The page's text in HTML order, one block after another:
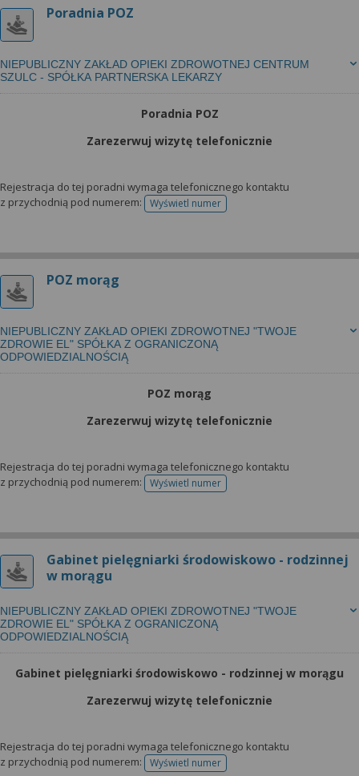
Poradnia POZ
NIEPUBLICZNY ZAKŁAD OPIEKI ZDROWOTNEJ CENTRUM
SZULC - SPÓŁKA PARTNERSKA LEKARZY
Poradnia POZ
Zarezerwuj wizytę telefonicznie
Rejestracja do tej poradni wymaga telefonicznego kontaktu
z przychodnią pod numerem:
Wyświetl numertelefonu do rejestracji
POZ morąg
NIEPUBLICZNY ZAKŁAD OPIEKI ZDROWOTNEJ "TWOJE
ZDROWIE EL" SPÓŁKA Z OGRANICZONĄ
ODPOWIEDZIALNOŚCIĄ
POZ morąg
Zarezerwuj wizytę telefonicznie
Rejestracja do tej poradni wymaga telefonicznego kontaktu
z przychodnią pod numerem:
Wyświetl numertelefonu do rejestracji
Gabinet pielęgniarki środowiskowo - rodzinnej
w morągu
NIEPUBLICZNY ZAKŁAD OPIEKI ZDROWOTNEJ "TWOJE
ZDROWIE EL" SPÓŁKA Z OGRANICZONĄ
ODPOWIEDZIALNOŚCIĄ
Gabinet pielęgniarki środowiskowo - rodzinnej w morągu
Zarezerwuj wizytę telefonicznie
Rejestracja do tej poradni wymaga telefonicznego kontaktu
z przychodnią pod numerem:
Wyświetl numertelefonu do rejestracji